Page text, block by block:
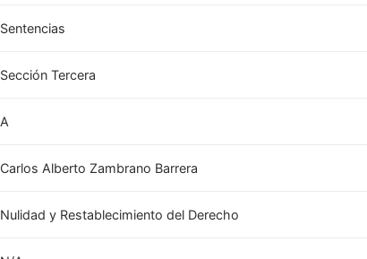
Sentencias
Sección Tercera
A
Carlos Alberto Zambrano Barrera
Nulidad y Restablecimiento del Derecho